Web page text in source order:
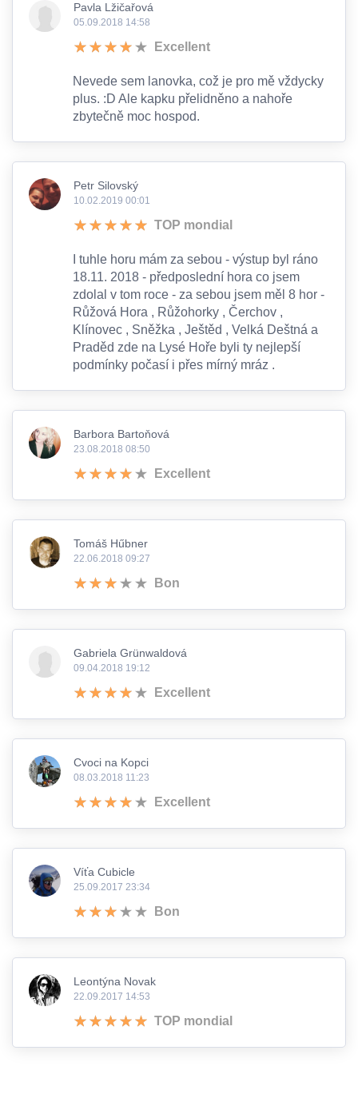
Pavla Lžičařová
05.09.2018 14:58
Excellent
Nevede sem lanovka, což je pro mě vždycky
plus. :D Ale kapku přelidněno a nahoře
zbytečně moc hospod.
Petr Silovský
10.02.2019 00:01
TOP mondial
I tuhle horu mám za sebou - výstup byl ráno
18.11. 2018 - předposlední hora co jsem
zdolal v tom roce - za sebou jsem měl 8 hor -
Růžová Hora , Růžohorky , Čerchov ,
Klínovec , Sněžka , Ještěd , Velká Deštná a
Praděd zde na Lysé Hoře byli ty nejlepší
podmínky počasí i přes mírný mráz .
Barbora Bartoňová
23.08.2018 08:50
Excellent
Tomáš Hűbner
22.06.2018 09:27
Bon
Gabriela Grünwaldová
09.04.2018 19:12
Excellent
Cvoci na Kopci
08.03.2018 11:23
Excellent
Víťa Cubicle
25.09.2017 23:34
Bon
Leontýna Novak
22.09.2017 14:53
TOP mondial